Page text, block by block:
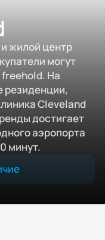
жилой центр
могут
freehold. На
резиденции,
Cleveland
достигает
аэропорта
минут.